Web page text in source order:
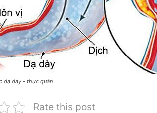
dạ dày - thực quản
Rate this post